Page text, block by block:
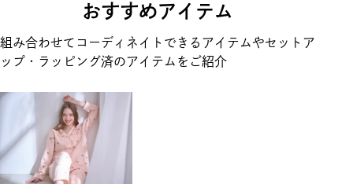
おすすめアイテム
組み合わせてコーディネイトできるアイテムやセットア
ップ・ラッピング済のアイテムをご紹介